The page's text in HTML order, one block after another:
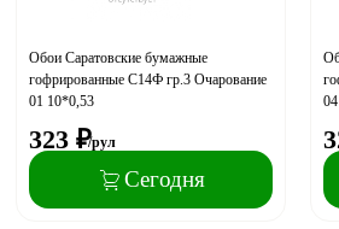
Обои Саратовские бумажные
гофрированные С14Ф гр.3 Очарование
01 10*0,53
323 ₽/рул
Сегодня